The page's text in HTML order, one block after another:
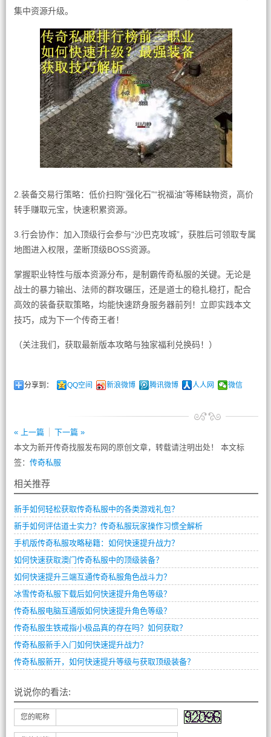
集中资源升级。
2.装备交易行策略：低价扫购“强化石”“祝福油”等稀缺物资，高价
转手赚取元宝，快速积累资源。
3.行会协作：加入顶级行会参与“沙巴克攻城”，获胜后可领取专属
地图进入权限，垄断顶级BOSS资源。
掌握职业特性与版本资源分布，是制霸传奇私服的关键。无论是
战士的暴力输出、法师的群攻碾压，还是道士的稳扎稳打，配合
高效的装备获取策略，均能快速跻身服务器前列！立即实践本文
技巧，成为下一个传奇王者！
（关注我们，获取最新版本攻略与独家福利兑换码！）
分享到： QQ空间 新浪微博 腾讯微博 人人网 微信
« 上一篇
下一篇 »
本文为新开传奇找服发布网的原创文章，转载请注明出处！ 本文标
签： 传奇私服
相关推荐
新手如何轻松获取传奇私服中的各类游戏礼包？
新手如何评估道士实力？传奇私服玩家操作习惯全解析
手机版传奇私服攻略秘籍：如何快速提升战力？
如何快速获取澳门传奇私服中的顶级装备？
如何快速提升三端互通传奇私服角色战斗力？
冰雪传奇私服下载后如何快速提升角色等级？
传奇私服电脑互通版如何快速提升角色等级？
传奇私服生铁戒指小极品真的存在吗？如何获取？
传奇私服新手入门如何快速提升战力？
传奇私服新开，如何快速提升等级与获取顶级装备？
说说你的看法:
您的昵称